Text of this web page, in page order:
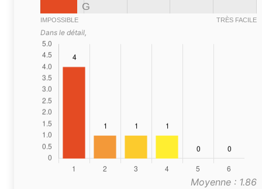
G
IMPOSSIBLE TRÈS FACILE
Dans le détail,
Moyenne : 1.86